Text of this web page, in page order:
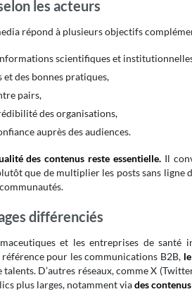
les acteurs
répond à plusieurs objectifs
scientifiques et
des bonnes pratiques,
pairs,
des organisations,
auprès des audiences.
des contenus reste essentielle.Il
que de multiplier les posts sans
différenciés
et les entreprises de santé
pour les communications B2B,
D’autres réseaux, comme X
plus larges, notamment viades